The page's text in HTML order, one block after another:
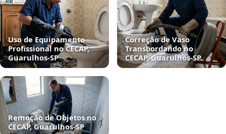
Uso de Equipamento
Profissional no CECAP,
Guarulhos‑SP
Correção de Vaso
Transbordando no
CECAP, Guarulhos‑SP
Remoção de Objetos no
CECAP, Guarulhos‑SP